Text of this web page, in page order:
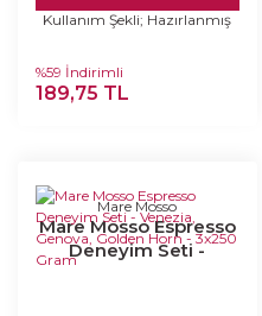
Kullanım Şekli; Hazırlanmış
göre 1-2 tatlı kaşığı Mare
Mosso Kahve Beyazlatıcı
ekleyiniz ve karıştırınız.
(dipotasyum fostat sodyum
polifosfat), kazeinat,
emülgatör, topaklanma
önleyici (Silikon dioksit),
renklendirici (Beta Karoten)
%59 İndirimli
189,75 TL
Mare Mosso
Mare Mosso Espresso
Deneyim Seti -